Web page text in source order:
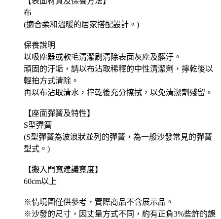
布
(適合柔和溫暖的居家搭配設計。)
保養說明
以吸塵器或軟毛清潔刷清除表面灰塵及髒汙。
頑固的汙垢，請以布沾取稀釋的中性清潔劑，擰乾後以
輕拍方式清除。
再以布沾取清水，擰乾後充分擦拭，以免清潔劑殘留。
【座面彈簧及特性】
S型彈簧
(S型彈簧為波浪狀並列的彈簧，為一般沙發常見的彈簧
型式。)
【搬入門寬建議寬度】
60cm以上
※情境圖僅供參考，實際商品不含展示品。
※沙發的尺寸，因丈量方式不同，約有正負3%些許的誤